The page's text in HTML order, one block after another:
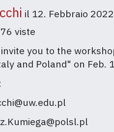
il 12. Febbraio
viste
you to the
and Poland" on